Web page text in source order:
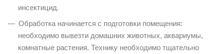
инсектицид.
Обработка начинается с подготовки помещения:
необходимо вывезти домашних животных, аквариумы,
комнатные растения. Технику необходимо тщательно